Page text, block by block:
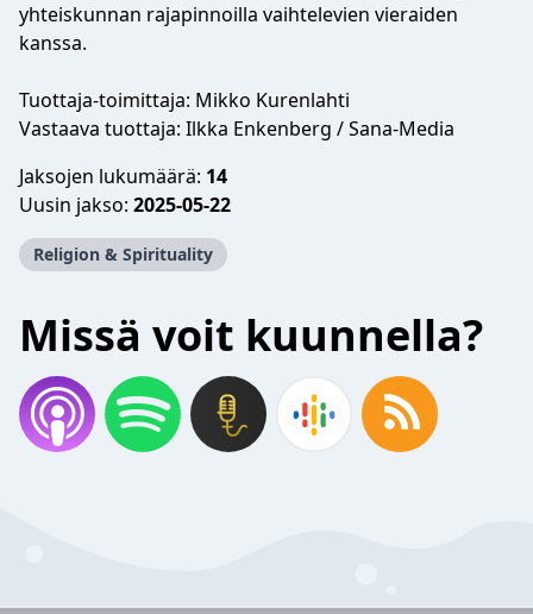
yhteiskunnan rajapinnoilla vaihtelevien vieraiden
kanssa.
Tuottaja-toimittaja: Mikko Kurenlahti
Vastaava tuottaja: Ilkka Enkenberg / Sana-Media
Jaksojen lukumäärä: 14
Uusin jakso: 2025-05-22
Religion & Spirituality
Missä voit kuunnella?